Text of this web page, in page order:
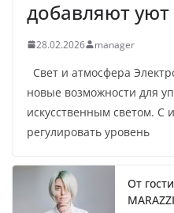
добавляют уют
28.02.2026 manager
Свет и атмосфера
новые возможности для
искусственным светом.
регулировать уровень
От